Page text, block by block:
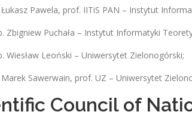
Łukasz Pawela, prof. IITiS PAN – Instytut
Zbigniew Puchała – Instytut Informatyki
Wiesław Leoński – Uniwersytet Zielonogórski;
Sawerwain, prof. UZ – Uniwersytet
Council of